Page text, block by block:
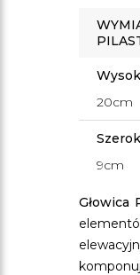
20cm
9cm
Głowica